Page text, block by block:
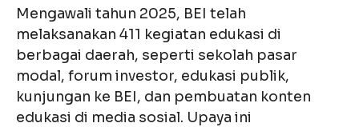
Mengawali tahun 2025, BEI telah
melaksanakan 411 kegiatan edukasi di
berbagai daerah, seperti sekolah pasar
modal, forum investor, edukasi publik,
kunjungan ke BEI, dan pembuatan konten
edukasi di media sosial. Upaya ini